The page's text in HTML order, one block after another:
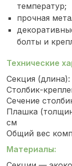
температур;
прочная
болты и
Технические
Секция (длина):
Столбик-
Сечение
Плашка
см
Общий вес
Материалы: